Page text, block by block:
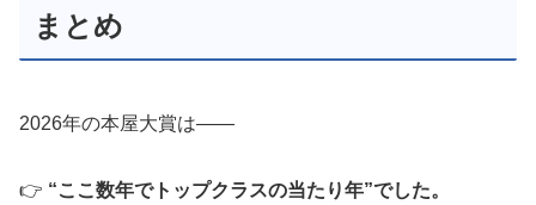
まとめ
2026年の本屋大賞は――
👉 “ここ数年でトップクラスの当たり年”でした。